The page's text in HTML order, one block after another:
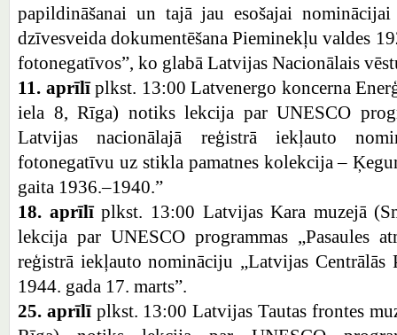
papildināšanai un tajā jau esošajai
dzīvesveida dokumentēšana Pieminekļu valdes
fotonegatīvos”, ko glabā Latvijas Nacionālais
11. aprīlīplkst. 13:00 Latvenergo koncerna
iela 8, Rīga) notiks lekcija par UNESCO
Latvijas nacionālajā reģistrā iekļauto
fotonegatīvu uz stikla pamatnes kolekcija –
gaita 1936.–1940.”
18. aprīlīplkst. 13:00 Latvijas Kara muzejā
lekcija par UNESCO programmas „Pasaules
reģistrā iekļauto nomināciju „Latvijas Centrālās
1944. gada 17. marts”.
25. aprīlīplkst. 13:00 Latvijas Tautas frontes